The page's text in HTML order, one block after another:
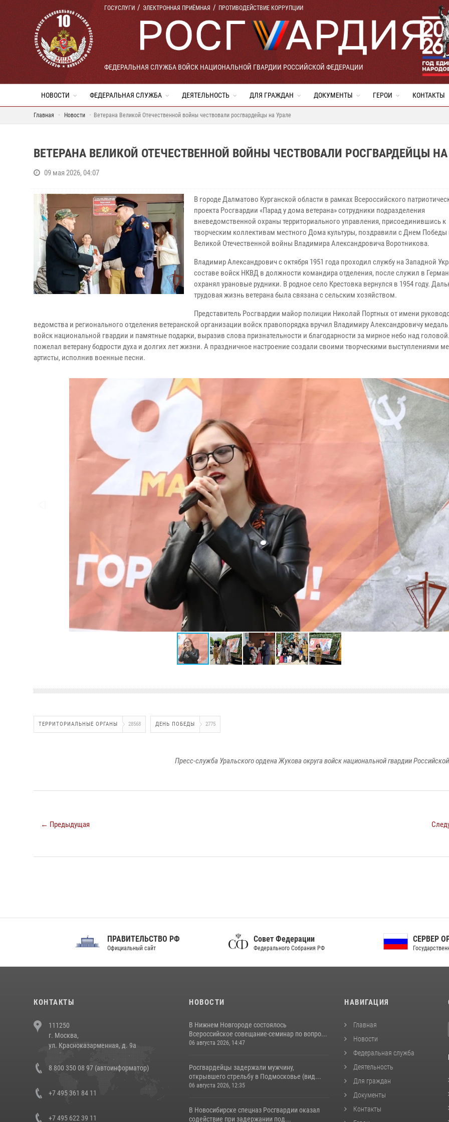
ГОСУСЛУГИ ЭЛЕКТРОННАЯ ПРИЁМНАЯ ПРОТИВОДЕЙСТВИЕ КОРРУПЦИИ
ФЕДЕРАЛЬНАЯ СЛУЖБА ВОЙСК НАЦИОНАЛЬНОЙ ГВАРДИИ РОССИЙСКОЙ ФЕДЕРАЦИИ
НОВОСТИ ФЕДЕРАЛЬНАЯ СЛУЖБА ДЕЯТЕЛЬНОСТЬ ДЛЯ ГРАЖДАН ДОКУМЕНТЫ ГЕРОИ КОНТАКТЫ
Главная Новости Ветерана Великой Отечественной войны чествовали росгвардейцы на Урале
ВЕТЕРАНА ВЕЛИКОЙ ОТЕЧЕСТВЕННОЙ ВОЙНЫ ЧЕСТВОВАЛИ РОСГВАРДЕЙЦЫ
09 мая 2026, 04:07
В городе Далматово Курганской области в рамках Всероссийского
проекта Росгвардии «Парад у дома ветерана» сотрудники подразделения
вневедомственной охраны территориального управления, присоединившись к
творческим коллективам местного Дома культуры, поздравили с Днем Победы
Великой Отечественной войны Владимира Александровича Воротникова.
Владимир Александрович с октября 1951 года проходил службу на Западной
составе войск НКВД в должности командира отделения, после служил в
охранял урановые рудники. В родное село Крестовка вернулся в 1954 году.
трудовая жизнь ветерана была связана с сельским хозяйством.
Представитель Росгвардии майор полиции Николай Портных от имени
ведомства и регионального отделения ветеранской организации войск правопорядка вручил Владимиру Александровичу
войск национальной гвардии и памятные подарки, выразив слова признательности и благодарности за мирное небо над
пожелал ветерану бодрости духа и долгих лет жизни. А праздничное настроение создали своими творческими выcтуплениями
артисты, исполнив военные песни.
ТЕРРИТОРИАЛЬНЫЕ ОРГАНЫ 28568 ДЕНЬ ПОБЕДЫ 2775
Пресс-служба Уральского ордена Жукова округа войск национальной гвардии
← Предыдущая
ПРАВИТЕЛЬСТВО РФ
Официальный сайт
Совет Федерации
Федерального Собрания РФ
СЕРВЕР ОРГАНОВ
Государственной власти РФ
КОНТАКТЫ
111250
г. Москва,
ул. Красноказарменная, д. 9а
8 800 350 08 97 (автоинформатор)
+7 495 361 84 11
+7 495 622 39 11
НОВОСТИ
В Нижнем Новгороде состоялось
Всероссийское совещание-семинар по вопро...
06 августа 2026, 14:47
Росгвардейцы задержали мужчину,
открывшего стрельбу в Подмосковье (вид...
06 августа 2026, 12:35
В Новосибирске спецназ Росгвардии оказал
содействие при задержании под...
НАВИГАЦИЯ
Главная
Новости
Федеральная служба
Деятельность
Для граждан
Документы
Контакты